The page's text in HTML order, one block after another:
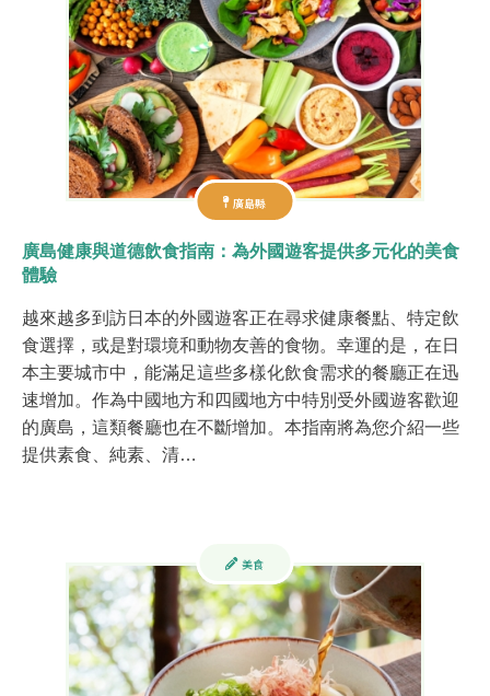
廣島縣
廣島健康與道德飲食指南：為外國遊客提供多元化的美食
體驗
越來越多到訪日本的外國遊客正在尋求健康餐點、特定飲
食選擇，或是對環境和動物友善的食物。幸運的是，在日
本主要城市中，能滿足這些多樣化飲食需求的餐廳正在迅
速增加。作為中國地方和四國地方中特別受外國遊客歡迎
的廣島，這類餐廳也在不斷增加。本指南將為您介紹一些
提供素食、純素、清…
美食